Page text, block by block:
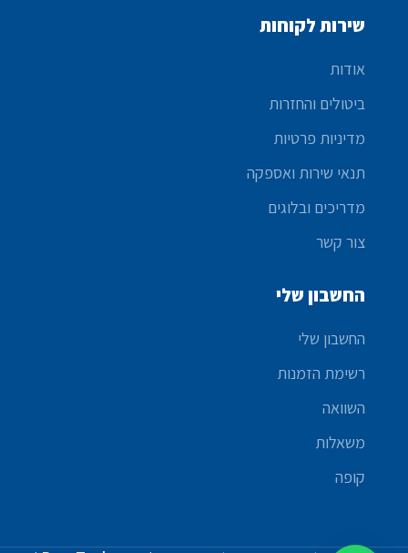
שירות לקוחות
אודות
ביטולים והחזרות
מדיניות פרטיות
תנאי שירות ואספקה
מדריכים ובלוגים
צור קשר
החשבון שלי
החשבון שלי
רשימת הזמנות
השוואה
משאלות
קופה